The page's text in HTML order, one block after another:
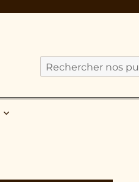
Cherchez
publications